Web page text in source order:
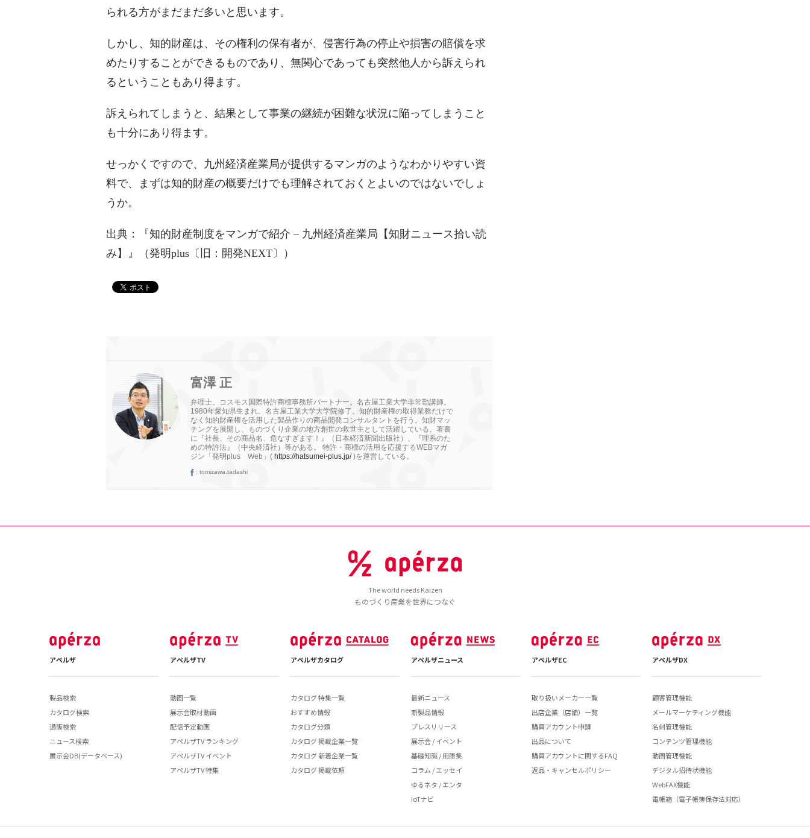
られる方がまだまだ多いと思います。
しかし、知的財産は、その権利の保有者が、侵害行為の停止や損害の賠償を求
めたりすることができるものであり、無関心であっても突然他人から訴えられ
るということもあり得ます。
訴えられてしまうと、結果として事業の継続が困難な状況に陥ってしまうこと
も十分にあり得ます。
せっかくですので、九州経済産業局が提供するマンガのようなわかりやすい資
料で、まずは知的財産の概要だけでも理解されておくとよいのではないでしょ
うか。
出典：『知的財産制度をマンガで紹介 – 九州経済産業局【知財ニュース拾い読
み】』（発明plus〔旧：開発NEXT〕）
富澤 正
弁理士。コスモス国際特許商標事務所パートナー。名古屋工業大学非常勤講師。
1980年愛知県生まれ。名古屋工業大学大学院修了。知的財産権の取得業務だけで
なく知的財産権を活用した製品作りの商品開発コンサルタントを行う。知財マッ
チングを展開し、ものづくり企業の地方創世の救世主として活躍している。著書
に『社長、その商品名、危なすぎます！』（日本経済新聞出版社）、『理系のた
めの特許法』（中央経済社）等がある。 特許・商標の活用を応援するWEBマガ
ジン「発明plus Web」( https://hatsumei-plus.jp/)を運営している。
: tomizawa.tadashi
The world needs Kaizen
ものづくり産業を世界につなぐ
アペルザ
製品検索
カタログ検索
通販検索
ニュース検索
展示会DB(データベース)
アペルザTV
動画一覧
展示会取材動画
配信予定動画
アペルザTV ランキング
アペルザTV イベント
アペルザTV 特集
アペルザカタログ
カタログ 特集一覧
おすすめ情報
カタログ分類
カタログ 掲載企業一覧
カタログ 新着企業一覧
カタログ 掲載依頼
アペルザニュース
最新ニュース
新製品情報
プレスリリース
展示会 / イベント
基礎知識 / 用語集
コラム / エッセイ
ゆるネタ / エンタ
IoTナビ
アペルザEC
取り扱いメーカー一覧
出店企業（店舗）一覧
購買アカウント申請
出品について
購買アカウントに関するFAQ
返品・キャンセルポリシー
アペルザDX
顧客管理機能
メールマーケティング機能
名刺管理機能
コンテンツ管理機能
動画管理機能
デジタル招待状機能
WebFAX機能
電帳箱（電子帳簿保存法対応）